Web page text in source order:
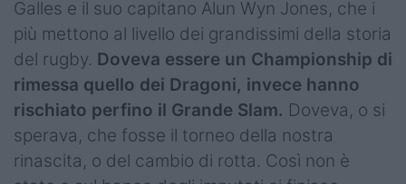
World Rugby
Rugby World Cup
Super Rugby
Rugby in TV
Galles e il suo capitano Alun Wyn Jones, che i
più mettono al livello dei grandissimi della storia
del rugby. Doveva essere un Championship di
rimessa quello dei Dragoni, invece hanno
rischiato perfino il Grande Slam. Doveva, o si
sperava, che fosse il torneo della nostra
rinascita, o del cambio di rotta. Così non è